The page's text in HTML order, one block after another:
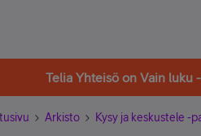
Telia Yhteisö on Vain luku
Arkisto Kysy ja keskustele -